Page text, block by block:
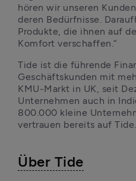
hören wir unseren
deren Bedürfnisse.
Produkte, die ihnen auf
Komfort verschaffen.“
Tide ist die führende
Geschäftskunden mit
KMU-Markt in UK, seit
Unternehmen auch in
800.000 kleine
vertrauen bereits auf Tide.
Über Tide